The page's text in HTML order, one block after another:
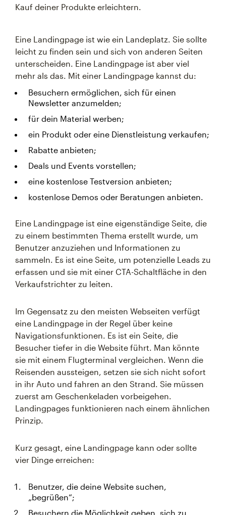
Kauf deiner Produkte erleichtern.
Eine Landingpage ist wie ein Landeplatz. Sie sollte
leicht zu finden sein und sich von anderen Seiten
unterscheiden. Eine Landingpage ist aber viel
mehr als das. Mit einer Landingpage kannst du:
Besuchern ermöglichen, sich für einen
Newsletter anzumelden;
für dein Material werben;
ein Produkt oder eine Dienstleistung verkaufen;
Rabatte anbieten;
Deals und Events vorstellen;
eine kostenlose Testversion anbieten;
kostenlose Demos oder Beratungen anbieten.
Eine Landingpage ist eine eigenständige Seite, die
zu einem bestimmten Thema erstellt wurde, um
Benutzer anzuziehen und Informationen zu
sammeln. Es ist eine Seite, um potenzielle Leads zu
erfassen und sie mit einer CTA-Schaltfläche in den
Verkaufstrichter zu leiten.
Im Gegensatz zu den meisten Webseiten verfügt
eine Landingpage in der Regel über keine
Navigationsfunktionen. Es ist ein Seite, die
Besucher tiefer in die Website führt. Man könnte
sie mit einem Flugterminal vergleichen. Wenn die
Reisenden aussteigen, setzen sie sich nicht sofort
in ihr Auto und fahren an den Strand. Sie müssen
zuerst am Geschenkeladen vorbeigehen.
Landingpages funktionieren nach einem ähnlichen
Prinzip.
Kurz gesagt, eine Landingpage kann oder sollte
vier Dinge erreichen:
Benutzer, die deine Website suchen,
„begrüßen“;
Besuchern die Möglichkeit geben, sich zu